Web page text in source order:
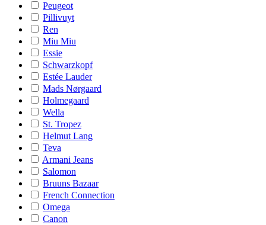
Peugeot
Pillivuyt
Ren
Miu Miu
Essie
Schwarzkopf
Estée Lauder
Mads Nørgaard
Holmegaard
Wella
St. Tropez
Helmut Lang
Teva
Armani Jeans
Salomon
Bruuns Bazaar
French Connection
Omega
Canon